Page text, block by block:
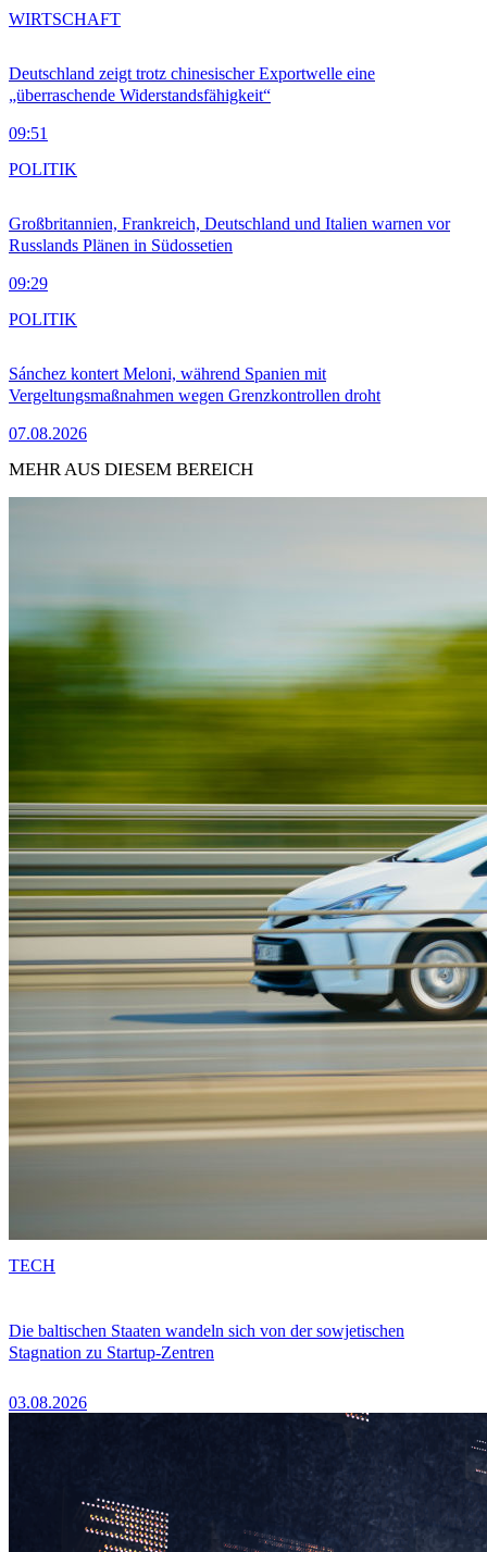
Deutschland zeigt trotz chinesischer Exportwelle eine
„überraschende Widerstandsfähigkeit“
09:51
WIRTSCHAFT
Großbritannien, Frankreich, Deutschland und Italien warnen vor
Russlands Plänen in Südossetien
09:29
POLITIK
Sánchez kontert Meloni, während Spanien mit
Vergeltungsmaßnahmen wegen Grenzkontrollen droht
07.08.2026
POLITIK
MEHR AUS DIESEM BEREICH
Die baltischen Staaten wandeln sich von der sowjetischen
Stagnation zu Startup-Zentren
03.08.2026
TECH